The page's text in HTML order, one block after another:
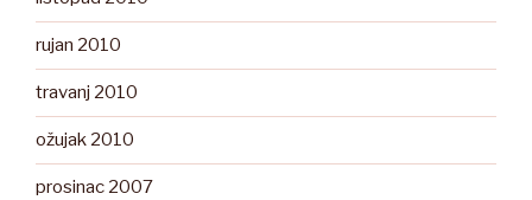
rujan 2010
travanj 2010
ožujak 2010
prosinac 2007